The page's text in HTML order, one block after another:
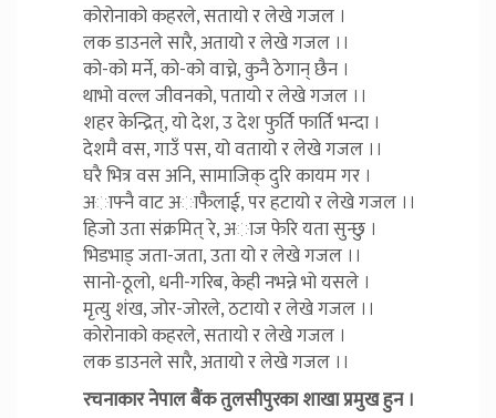
कोरोनाको कहरले, सतायो र लेखे गजल ।
लक डाउनले सारै, अतायो र लेखे गजल ।।
को-को मर्ने, को-को वाच्ने, कुनै ठेगान् छैन ।
थाभो वल्ल जीवनको, पतायो र लेखे गजल ।।
शहर केन्द्रित्, यो देश, उ देश फुर्ति फार्ति भन्दा ।
देशमै वस, गाउँ पस, यो वतायो र लेखे गजल ।।
घरै भित्र वस अनि, सामाजिक् दुरि कायम गर ।
अाफ्नै वाट अाफैलाई, पर हटायो र लेखे गजल ।।
हिजो उता संक्रमित् रे, अाज फेरि यता सुन्छु ।
भिडभाड् जता-जता, उता यो र लेखे गजल ।।
सानो-ठूलो, धनी-गरिब, केही नभन्ने भो यसले ।
मृत्यु शंख, जोर-जोरले, ठटायो र लेखे गजल ।।
कोरोनाको कहरले, सतायो र लेखे गजल ।
लक डाउनले सारै, अतायो र लेखे गजल ।।
रचनाकार नेपाल बैंक तुलसीपुरका शाखा प्रमुख हुन ।